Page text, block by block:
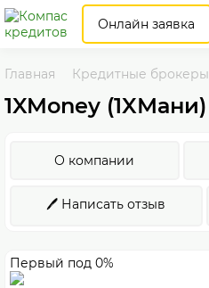
Онлайн заявка
Главная Кредитные брокеры
1XMoney (1XМани)
О компании
🖊️ Написать отзыв
Первый под 0%